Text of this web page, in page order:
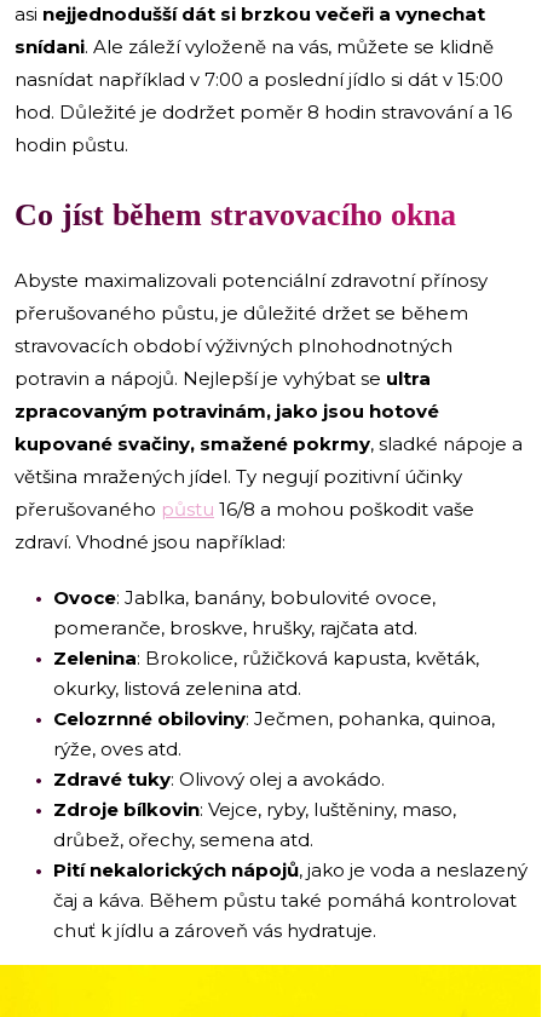
asi nejjednodušší dát si brzkou večeři a vynechat
snídani. Ale záleží vyloženě na vás, můžete se klidně
nasnídat například v 7:00 a poslední jídlo si dát v 15:00
hod. Důležité je dodržet poměr 8 hodin stravování a 16
hodin půstu.
Co jíst během stravovacího okna
Abyste maximalizovali potenciální zdravotní přínosy
přerušovaného půstu, je důležité držet se během
stravovacích období výživných plnohodnotných
potravin a nápojů. Nejlepší je vyhýbat se ultra
zpracovaným potravinám, jako jsou hotové
kupované svačiny, smažené pokrmy, sladké nápoje a
většina mražených jídel. Ty negují pozitivní účinky
přerušovaného půstu 16/8 a mohou poškodit vaše
zdraví. Vhodné jsou například:
Ovoce: Jablka, banány, bobulovité ovoce,
pomeranče, broskve, hrušky, rajčata atd.
Zelenina: Brokolice, růžičková kapusta, květák,
okurky, listová zelenina atd.
Celozrnné obiloviny: Ječmen, pohanka, quinoa,
rýže, oves atd.
Zdravé tuky: Olivový olej a avokádo.
Zdroje bílkovin: Vejce, ryby, luštěniny, maso,
drůbež, ořechy, semena atd.
Pití nekalorických nápojů, jako je voda a neslazený
čaj a káva. Během půstu také pomáhá kontrolovat
chuť k jídlu a zároveň vás hydratuje.